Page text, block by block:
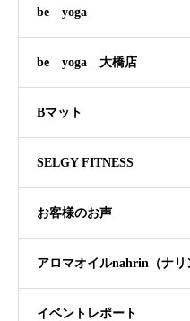
be yoga
be yoga 大橋店
Bマット
SELGY FITNESS
お客様のお声
アロマオイルnahrin（ナリ
イベントレポート